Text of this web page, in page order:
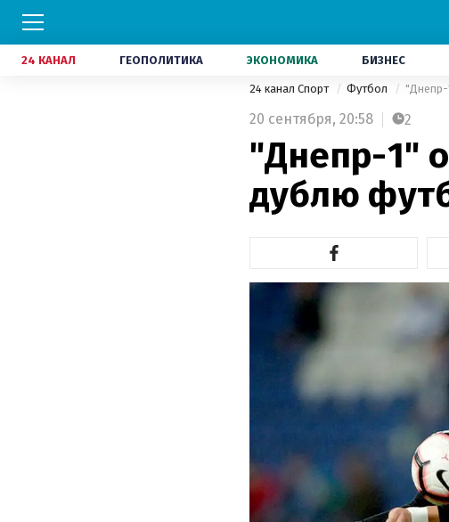
24 КАНАЛ ГЕОПОЛИТИКА ЭКОНОМИКА БИЗНЕС
24 канал Спорт Футбол "Днепр-
20 сентября, 20:58 2
"Днепр-1"
дублю